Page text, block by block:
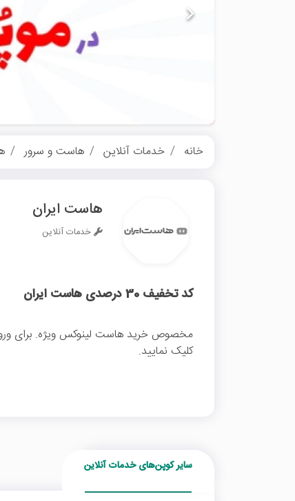
خانه خدمات آنلاین هاست و سرور
هاست ایران
خدمات آنلاین
کد تخفیف 30 درصدی هاست ایران
مخصوص خرید هاست لینوکس ویژه. برای
کلیک نمایید.
سایر کوپن‌های خدمات آنلاین